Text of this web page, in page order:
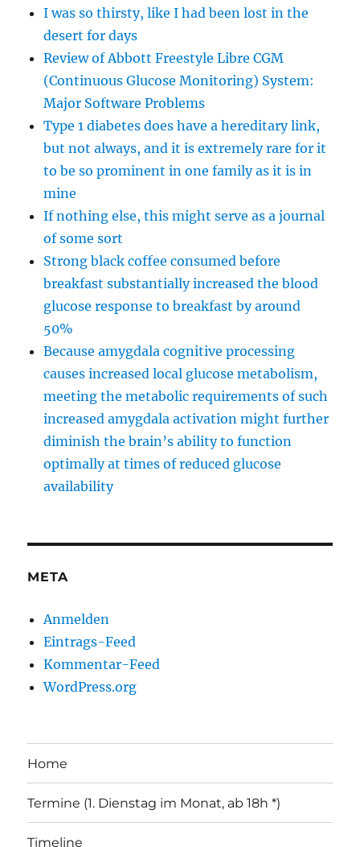
I was so thirsty, like I had been lost in the
desert for days
Review of Abbott Freestyle Libre CGM
(Continuous Glucose Monitoring) System:
Major Software Problems
Type 1 diabetes does have a hereditary link,
but not always, and it is extremely rare for it
to be so prominent in one family as it is in
mine
If nothing else, this might serve as a journal
of some sort
Strong black coffee consumed before
breakfast substantially increased the blood
glucose response to breakfast by around
50%
Because amygdala cognitive processing
causes increased local glucose metabolism,
meeting the metabolic requirements of such
increased amygdala activation might further
diminish the brain’s ability to function
optimally at times of reduced glucose
availability
META
Anmelden
Eintrags-Feed
Kommentar-Feed
WordPress.org
Home
Termine (1. Dienstag im Monat, ab 18h *)
Timeline